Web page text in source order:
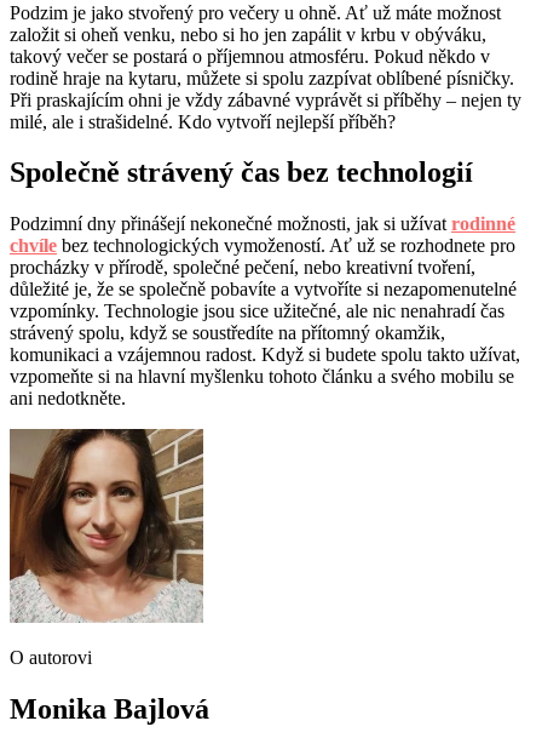
Podzim je jako stvořený pro večery u ohně. Ať už máte možnost
založit si oheň venku, nebo si ho jen zapálit v krbu v obýváku,
takový večer se postará o příjemnou atmosféru. Pokud někdo v
rodině hraje na kytaru, můžete si spolu zazpívat oblíbené písničky.
Při praskajícím ohni je vždy zábavné vyprávět si příběhy – nejen ty
milé, ale i strašidelné. Kdo vytvoří nejlepší příběh?
Společně strávený čas bez technologií
Podzimní dny přinášejí nekonečné možnosti, jak si užívat rodinné
chvíle bez technologických vymožeností. Ať už se rozhodnete pro
procházky v přírodě, společné pečení, nebo kreativní tvoření,
důležité je, že se společně pobavíte a vytvoříte si nezapomenutelné
vzpomínky. Technologie jsou sice užitečné, ale nic nenahradí čas
strávený spolu, když se soustředíte na přítomný okamžik,
komunikaci a vzájemnou radost. Když si budete spolu takto užívat,
vzpomeňte si na hlavní myšlenku tohoto článku a svého mobilu se
ani nedotkněte.
O autorovi
Monika Bajlová